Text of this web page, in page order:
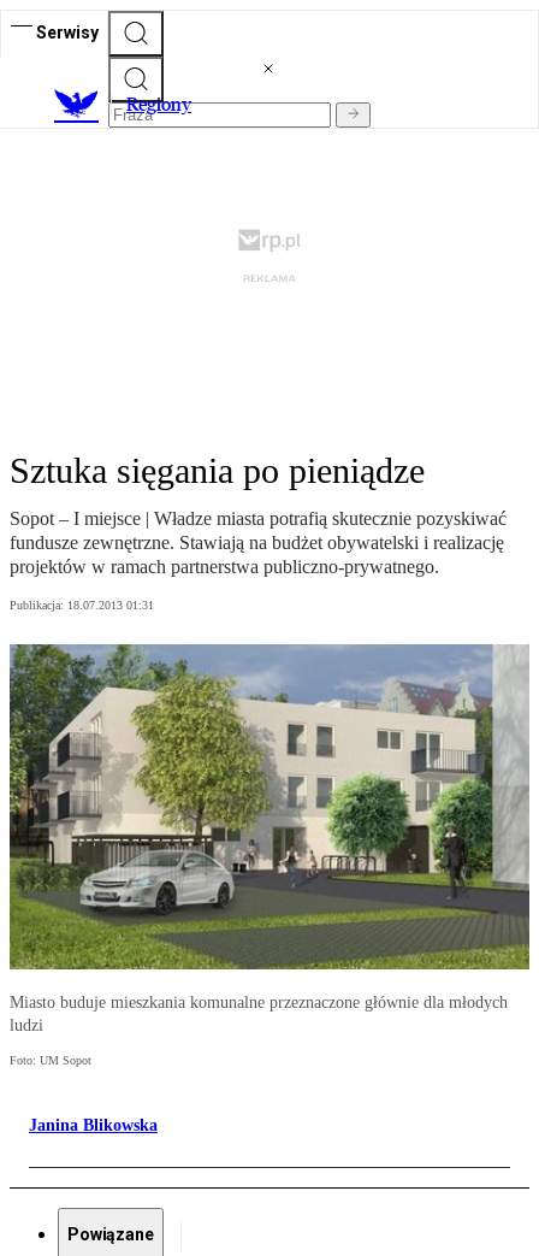
Serwisy
Regiony
Sztuka sięgania po pieniądze
Sopot – I miejsce | Władze miasta potrafią skutecznie pozyskiwać
fundusze zewnętrzne. Stawiają na budżet obywatelski i realizację
projektów w ramach partnerstwa publiczno-prywatnego.
Publikacja: 18.07.2013 01:31
Miasto buduje mieszkania komunalne przeznaczone głównie dla młodych
ludzi
Foto: UM Sopot
Janina Blikowska
Powiązane